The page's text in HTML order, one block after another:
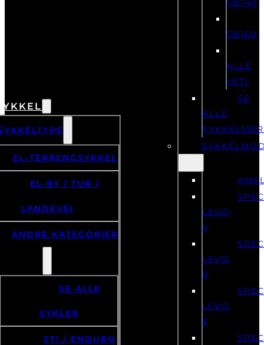
EL-TERRENGSYKKEL
EL-BY / TUR /
LANDEVEI
ANDRE KATEGORIER
SE ALLE
SYKLER
STI / ENDURO
SB140
SB160
ALLE
YETI
SE
ALLE
LEVO
4
LEVO
R
LEVO
3